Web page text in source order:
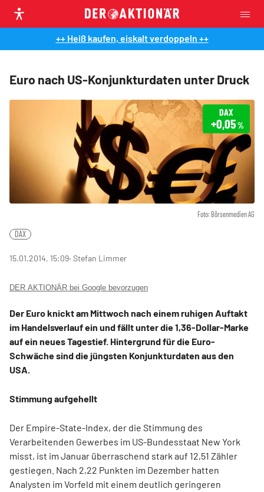
++ Heiß kaufen, eiskalt verdoppeln ++
Euro nach US-Konjunkturdaten unter Druck
Foto: Börsenmedien AG
DAX
+0,05%
DAX
15.01.2014, 15:09‧ Stefan Limmer
DER AKTIONÄR bei Google bevorzugen
Der Euro knickt am Mittwoch nach einem ruhigen Auftakt
im Handelsverlauf ein und fällt unter die 1,36-Dollar-Marke
auf ein neues Tagestief. Hintergrund für die Euro-
Schwäche sind die jüngsten Konjunkturdaten aus den
USA.
Stimmung aufgehellt
Der Empire-State-Index, der die Stimmung des
Verarbeitenden Gewerbes im US-Bundesstaat New York
misst, ist im Januar überraschend stark auf 12,51 Zähler
gestiegen. Nach 2,22 Punkten im Dezember hatten
Analysten im Vorfeld mit einem deutlich geringeren